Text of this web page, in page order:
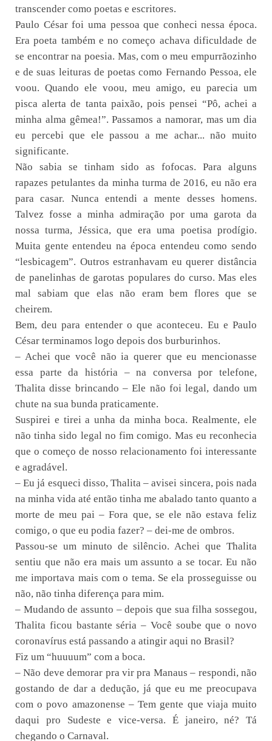
transcender como poetas e escritores.
Paulo César foi uma pessoa que conheci nessa época.
Era poeta também e no começo achava dificuldade de
se encontrar na poesia. Mas, com o meu empurrãozinho
e de suas leituras de poetas como Fernando Pessoa, ele
voou. Quando ele voou, meu amigo, eu parecia um
pisca alerta de tanta paixão, pois pensei “Pô, achei a
minha alma gêmea!”. Passamos a namorar, mas um dia
eu percebi que ele passou a me achar... não muito
significante.
Não sabia se tinham sido as fofocas. Para alguns
rapazes petulantes da minha turma de 2016, eu não era
para casar. Nunca entendi a mente desses homens.
Talvez fosse a minha admiração por uma garota da
nossa turma, Jéssica, que era uma poetisa prodígio.
Muita gente entendeu na época entendeu como sendo
“lesbicagem”. Outros estranhavam eu querer distância
de panelinhas de garotas populares do curso. Mas eles
mal sabiam que elas não eram bem flores que se
cheirem.
Bem, deu para entender o que aconteceu. Eu e Paulo
César terminamos logo depois dos burburinhos.
– Achei que você não ia querer que eu mencionasse
essa parte da história – na conversa por telefone,
Thalita disse brincando – Ele não foi legal, dando um
chute na sua bunda praticamente.
Suspirei e tirei a unha da minha boca. Realmente, ele
não tinha sido legal no fim comigo. Mas eu reconhecia
que o começo de nosso relacionamento foi interessante
e agradável.
– Eu já esqueci disso, Thalita – avisei sincera, pois nada
na minha vida até então tinha me abalado tanto quanto a
morte de meu pai – Fora que, se ele não estava feliz
comigo, o que eu podia fazer? – dei-me de ombros.
Passou-se um minuto de silêncio. Achei que Thalita
sentiu que não era mais um assunto a se tocar. Eu não
me importava mais com o tema. Se ela prosseguisse ou
não, não tinha diferença para mim.
– Mudando de assunto – depois que sua filha sossegou,
Thalita ficou bastante séria – Você soube que o novo
coronavírus está passando a atingir aqui no Brasil?
Fiz um “huuuum” com a boca.
– Não deve demorar pra vir pra Manaus – respondi, não
gostando de dar a dedução, já que eu me preocupava
com o povo amazonense – Tem gente que viaja muito
daqui pro Sudeste e vice-versa. É janeiro, né? Tá
chegando o Carnaval.